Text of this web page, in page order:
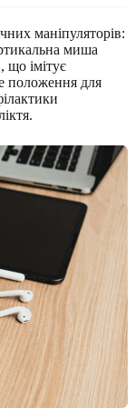
маніпуляторів:
миша
що імітує
положення для